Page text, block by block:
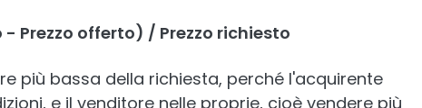
- Prezzo offerto) / Prezzo richiesto
più bassa della richiesta, perché l'acquirente
e il venditore nelle proprie, cioè vendere più